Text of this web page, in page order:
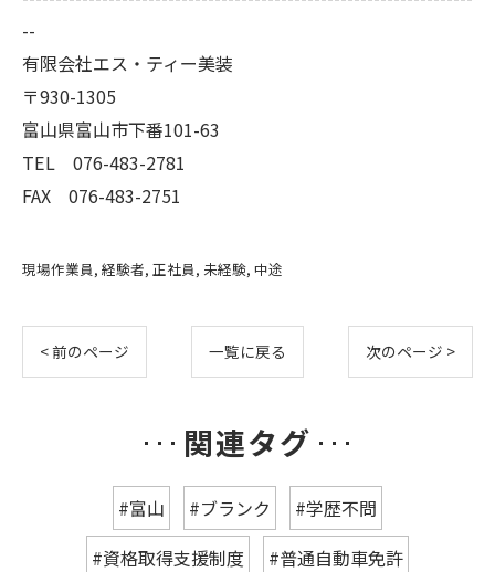
--
有限会社エス・ティー美装
〒930-1305
富山県富山市下番101-63
TEL 076-483-2781
FAX 076-483-2751
現場作業員 経験者 正社員 未経験 中途
< 前のページ 一覧に戻る 次のページ >
関連タグ
#富山 #ブランク
#学歴不問
#資格取得支援制度
#普通自動車免許